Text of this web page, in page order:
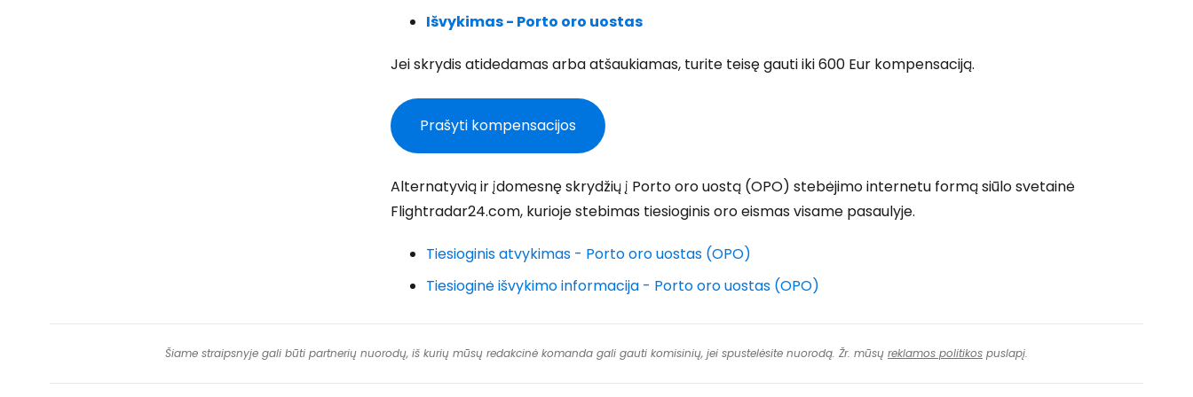
Išvykimas - Porto oro uostas
Jei skrydis atidedamas arba atšaukiamas, turite teisę gauti iki 600 Eur kompensaciją.
Prašyti kompensacijos
Alternatyvią ir įdomesnę skrydžių į Porto oro uostą (OPO) stebėjimo internetu formą siūlo svetainė
Flightradar24.com, kurioje stebimas tiesioginis oro eismas visame pasaulyje.
Tiesioginis atvykimas - Porto oro uostas (OPO)
Tiesioginė išvykimo informacija - Porto oro uostas (OPO)
Šiame straipsnyje gali būti partnerių nuorodų, iš kurių mūsų redakcinė komanda gali gauti komisinių, jei spustelėsite nuorodą. Žr. mūsų reklamos politikos puslapį.